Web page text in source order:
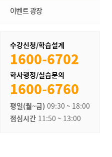
이벤트 광장
수강신청/학습설계
1600-6702
학사행정/실습문의
1600-6760
평일(월~금) 09:30 ~ 18:00
점심시간 11:50 ~ 13:00